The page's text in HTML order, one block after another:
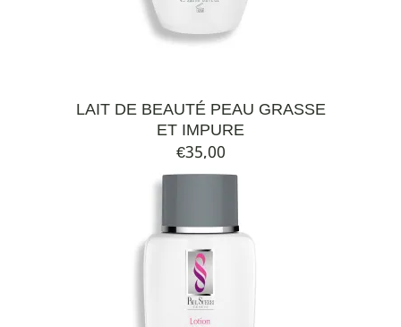
LAIT DE BEAUTÉ PEAU GRASSE
ET IMPURE
€35,00